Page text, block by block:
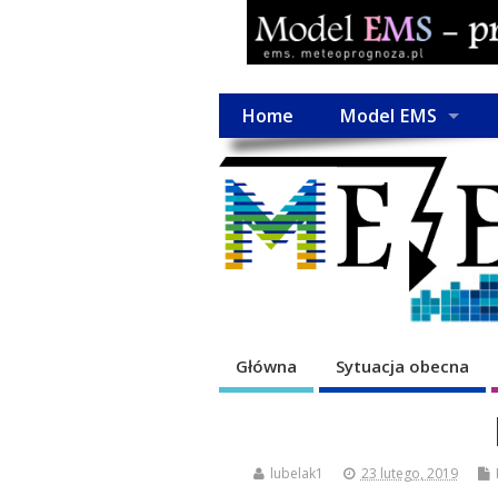
Home Model EMS
Główna Sytuacja obecna
lubelak1 23 lutego, 2019